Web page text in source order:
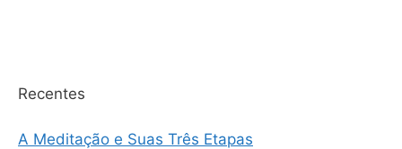
Recentes
A Meditação e Suas Três Etapas